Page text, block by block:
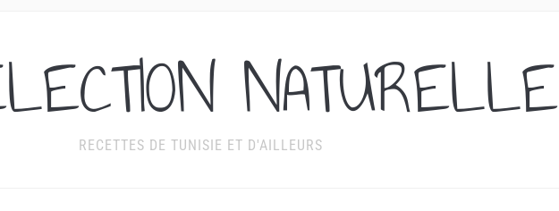
NATURELLE
RECETTES DE TUNISIE ET D'AILLEURS